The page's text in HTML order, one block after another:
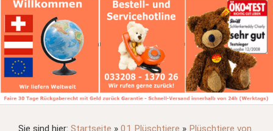
Sie sind hier: Startseite » 01 Plüschtiere » Plüschtiere von